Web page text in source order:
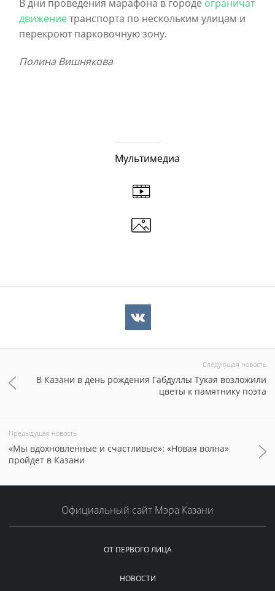
В дни проведения марафона в городе ограничат
движениетранспорта по нескольким улицам и
перекроют парковочную зону.
Полина Вишнякова
Мультимедиа
Следующая новость
В Казани в день рождения Габдуллы Тукая возложили
цветы к памятнику поэта
Предыдущая новость
«Мы вдохновленные и счастливые»: «Новая волна»
пройдет в Казани
Официальный сайт Мэра Казани
ОТ ПЕРВОГО ЛИЦА
НОВОСТИ